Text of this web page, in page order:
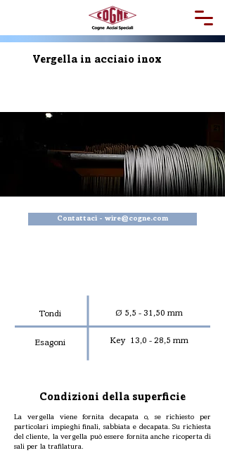
Vergella in acciaio inox
Contattaci - wire@cogne.com
Tondi
Esagoni
Ø 5,5 - 31,50 mm
Key 13,0 - 28,5 mm
Condizioni della superficie
La vergella viene fornita decapata o, se richiesto per
particolari impieghi finali, sabbiata e decapata. Su richiesta
del cliente, la vergella può essere fornita anche ricoperta di
sali per la trafilatura.